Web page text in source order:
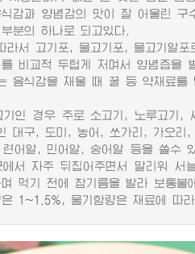
감과 양념감의 맛이 잘 어울린
분의 하나로 되고있다.
서 고기포, 물고기포, 물고기알포
비교적 두텁게 저며서 양념즙을
음식감을 재울 때 꿀 등 약재료를
인 경우 주로 소고기, 노루고기,
대구, 도미, 농어, 쏘가리, 가오
어알, 민어알, 숭어알 등을 쓸수
서 자주 뒤집어주면서 말리워 서
먹기 전에 참기름을 발라 보통불
1~1.5%, 물기함량은 재료에 따